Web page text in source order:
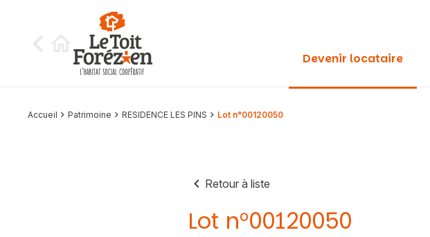
Devenir locataire
Accueil Patrimoine RESIDENCE LES PINS Lot n°00120050
Retour à liste
Lot n°00120050